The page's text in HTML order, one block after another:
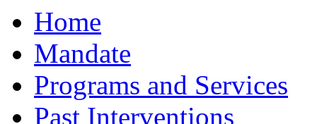
Home
Mandate
Programs and Services
Past Interventions